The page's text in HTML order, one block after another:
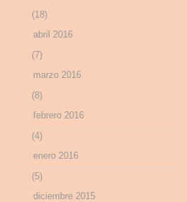
(18)
abril 2016
(7)
marzo 2016
(8)
febrero 2016
(4)
enero 2016
(5)
diciembre 2015